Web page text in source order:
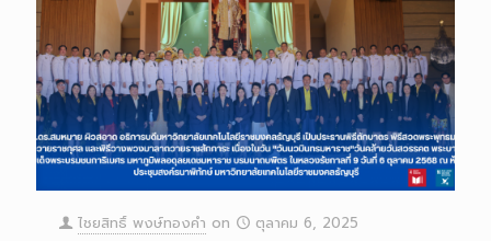
ไชยสิทธิ์ พงษ์ทองคำ on
ตุลาคม 6, 2025